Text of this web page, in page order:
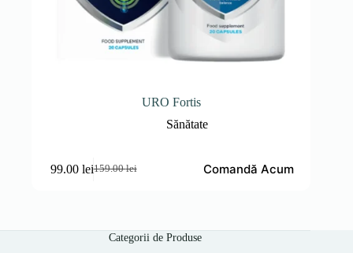
URO Fortis
Sănătate
159.00lei
Prețul
159.00 lei.
99.00 leiPrețul
Comandă Acum
Categorii de Produse